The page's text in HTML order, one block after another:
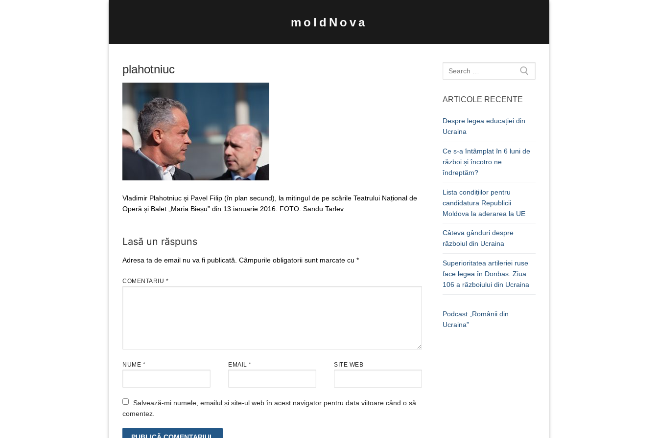
moldNova
Caută
după:
plahotniuc
Vladimir Plahotniuc și Pavel Filip (în plan secund), la mitingul de pe scările Teatrului Național de
Operă și Balet „Maria Bieșu” din 13 ianuarie 2016. FOTO: Sandu Tarlev
Lasă un răspuns
Adresa ta de email nu va fi publicată. Câmpurile obligatorii sunt marcate cu *
COMENTARIU *
NUME * EMAIL * SITE WEB
Salvează-mi numele, emailul și site-ul web în acest navigator pentru data viitoare când o să
comentez.
Caută
după:
ARTICOLE RECENTE
Despre legea educației din
Ucraina
Ce s-a întâmplat în 6 luni de
război și încotro ne
îndreptăm?
Lista condițiilor pentru
candidatura Republicii
Moldova la aderarea la UE
Câteva gânduri despre
războiul din Ucraina
Superioritatea artileriei ruse
face legea în Donbas. Ziua
106 a războiului din Ucraina
Podcast „Românii din
Ucraina”